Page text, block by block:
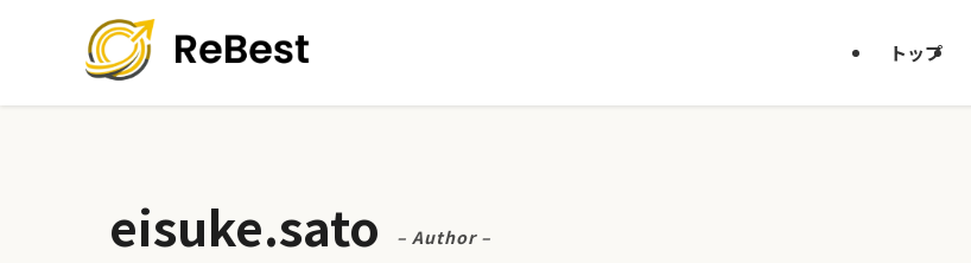
トップ
eisuke.sato – Author –